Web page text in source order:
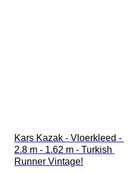
Kars Kazak - Vloerkleed -
2.8 m - 1.62 m - Turkish
Runner Vintage!